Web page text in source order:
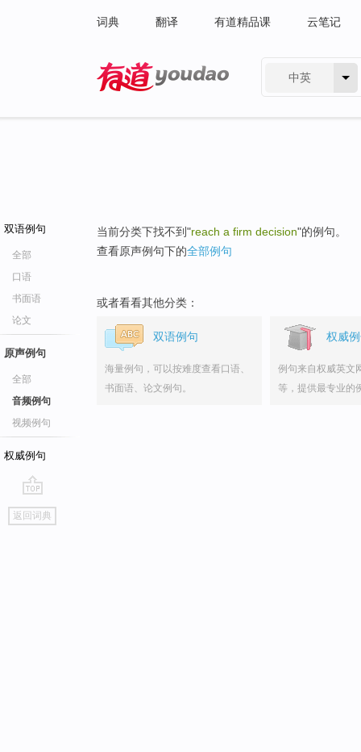
词典 翻译 有道精品课 云笔记
中英
双语例句
全部
口语
书面语
论文
原声例句
全部
音频例句
视频例句
权威例句
go
top
返回词典
当前分类下找不到"reach a firm decision"的例句。
查看原声例句下的全部例句
或者看看其他分类：
双语例句
海量例句，可以按难度查看口语、
书面语、论文例句。
权威
例句来自权威英文
等，提供最专业的